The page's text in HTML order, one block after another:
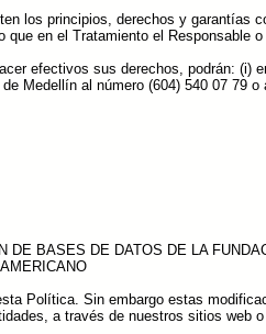
los principios, derechos y garantías
en el Tratamiento el Responsable
efectivos sus derechos, podrán: (i)
Medellín al número (604) 540 07 79
DE BASES DE DATOS DE LA
Política. Sin embargo estas
a través de nuestros sitios web